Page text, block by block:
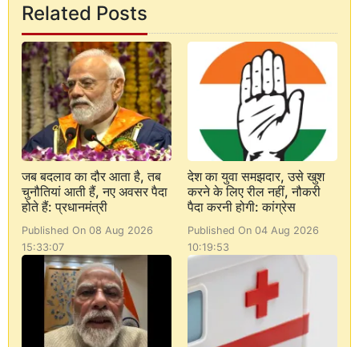
Related Posts
जब बदलाव का दौर आता है, तब
चुनौतियां आती हैं, नए अवसर पैदा
होते हैं: प्रधानमंत्री
Published On 08 Aug 2026
15:33:07
देश का युवा समझदार, उसे खुश
करने के लिए रील नहीं, नौकरी
पैदा करनी होगी: कांग्रेस
Published On 04 Aug 2026
10:19:53